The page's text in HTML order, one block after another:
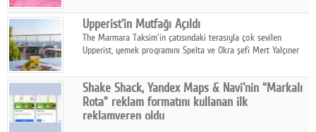
ürünleriyle hem yurt içinde hem de uluslararası pazarlarda
büyümesini sürdürüyor.
Upperist'in Mutfağı Açıldı
The Marmara Taksim'in çatısındaki terasıyla çok sevilen
Upperist, yemek programını Spelta ve Okra şefi Mert Yalçıner
Shake Shack, Yandex Maps & Navi'nin “Markalı
Rota” reklam formatını kullanan ilk
reklamveren oldu